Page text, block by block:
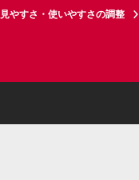
見やすさ・使いやすさの調整